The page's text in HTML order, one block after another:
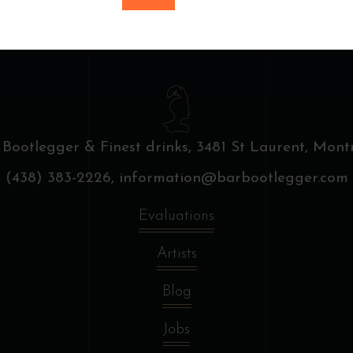
& Finest drinks, 3481 St Laurent,
(438) 383-2226, information@barbootlegger.com
Evaluations
Artists
Blog
Jobs